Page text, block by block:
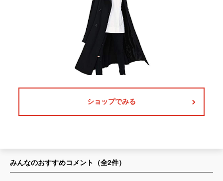
ショップでみる
みんなのおすすめコメント（全2件）